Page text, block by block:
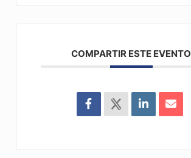
COMPARTIR ESTE EVENTO